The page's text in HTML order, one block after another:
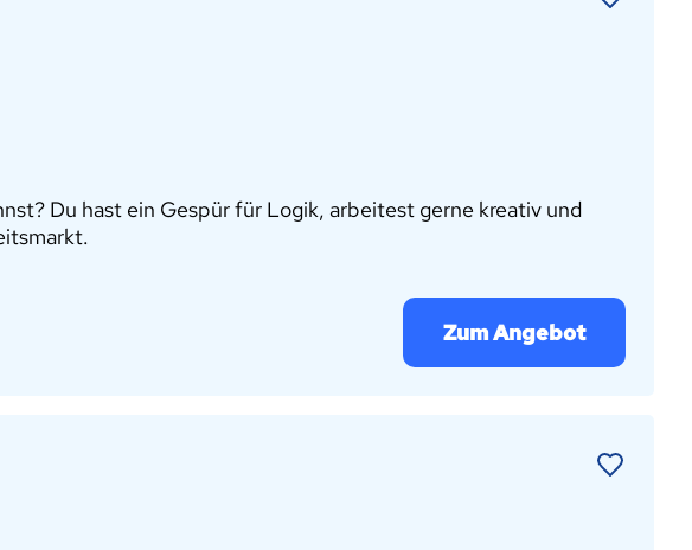
Du hast ein Gespür für Logik, arbeitest gerne kreativ und
Zum Angebot